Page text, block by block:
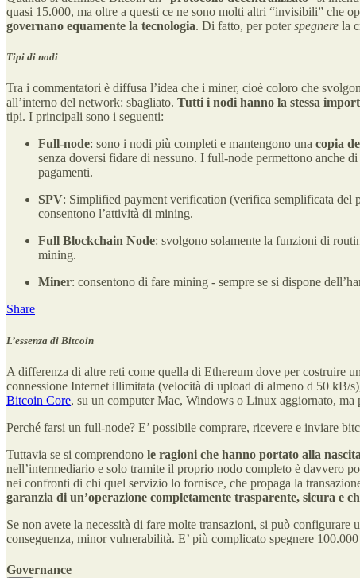
quasi 15.000, ma oltre a questi ce ne sono molti altri “invisibili” che
governano equamente la tecnologia. Di fatto, per poterspegnere la
Tipi di nodi
Tra i commentatori è diffusa l’idea che i miner, cioè coloro che
all’interno del network: sbagliato. Tutti i nodi hanno la stessa
tipi. I principali sono i seguenti:
Full-node: sono i nodi più completi e mantengono una copia
senza doversi fidare di nessuno. I full-node permettono anche di
pagamenti.
SPV: Simplified payment verification (verifica semplificata del
consentono l’attività di mining.
Full Blockchain Node: svolgono solamente la funzioni di
mining.
Miner: consentono di fare mining - sempre se si dispone
Share
L’essenza di Bitcoin
A differenza di altre reti come quella di Ethereum dove per costruire
connessione Internet illimitata (velocità di upload di almeno d 50
Bitcoin Core, su un computer Mac, Windows o Linux aggiornato,
Perché farsi un full-node? E’ possibile comprare, ricevere e inviare
Tuttavia se si comprendono le ragioni che hanno portato alla
nell’intermediario e solo tramite il proprio nodo completo è davvero
nei confronti di chi quel servizio lo fornisce, che propaga la
garanzia di un’operazione completamente trasparente, sicura e
Se non avete la necessità di fare molte transazioni, si può
conseguenza, minor vulnerabilità. E’ più complicato spegnere
Governance